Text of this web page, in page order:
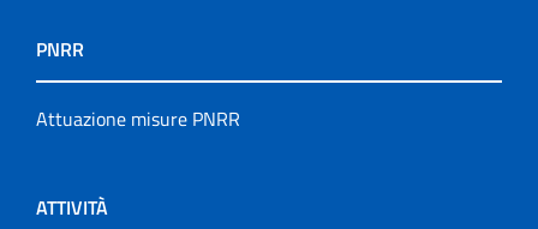
PNRR
Attuazione misure PNRR
ATTIVITÀ